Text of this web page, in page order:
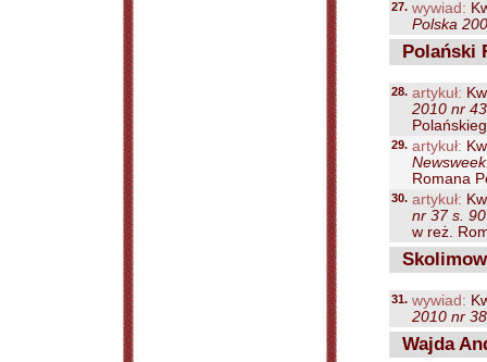
27. wywiad:
Polska
Polański
28. artykuł:
2010 nr
29. artykuł:
Romana
30. artykuł:
nr 37 s. 90
w reż.
31. wywiad:
2010 nr
Wajda